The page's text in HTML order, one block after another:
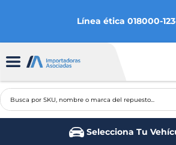
Línea ética 018000-
Busca por SKU, nombre o marca del
Selecciona Tu